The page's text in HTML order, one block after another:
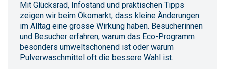
Mit Glücksrad, Infostand und praktischen Tipps
zeigen wir beim Ökomarkt, dass kleine Änderungen
im Alltag eine grosse Wirkung haben. Besucherinnen
und Besucher erfahren, warum das Eco-Programm
besonders umweltschonend ist oder warum
Pulverwaschmittel oft die bessere Wahl ist.